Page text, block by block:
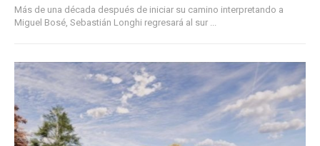
Más de una década después de iniciar su camino interpretando a
Miguel Bosé, Sebastián Longhi regresará al sur ...